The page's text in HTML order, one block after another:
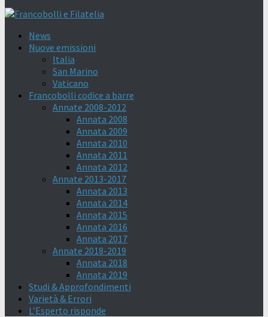
News
Nuove emissioni
Italia
San Marino
Vaticano
Francobolli codice a barre
Annate 2008-2012
Annata 2008
Annata 2009
Annata 2010
Annata 2011
Annata 2012
Annate 2013-2017
Annata 2013
Annata 2014
Annata 2015
Annata 2016
Annata 2017
Annate 2018-2019
Annata 2018
Annata 2019
Studi & Approfondimenti
Varietà & Errori
L’Esperto risponde